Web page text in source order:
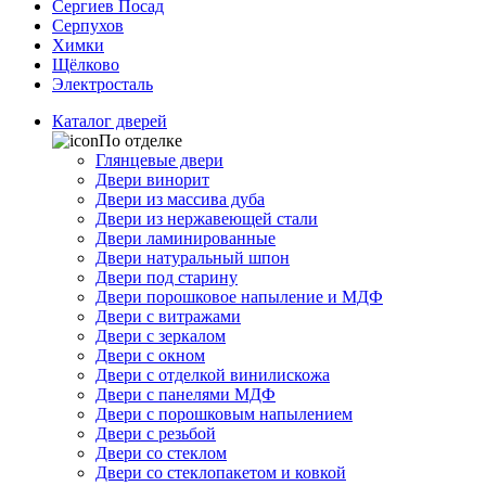
Сергиев Посад
Серпухов
Химки
Щёлково
Электросталь
Каталог дверей
По отделке
Глянцевые двери
Двери винорит
Двери из массива дуба
Двери из нержавеющей стали
Двери ламинированные
Двери натуральный шпон
Двери под старину
Двери порошковое напыление и МДФ
Двери с витражами
Двери с зеркалом
Двери с окном
Двери с отделкой винилискожа
Двери с панелями МДФ
Двери с порошковым напылением
Двери с резьбой
Двери со стеклом
Двери со стеклопакетом и ковкой